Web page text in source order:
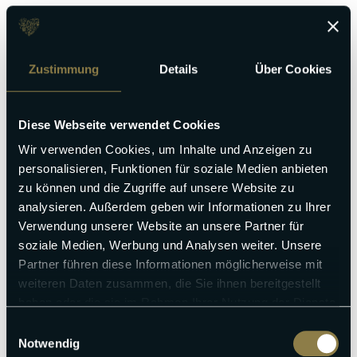
Zustimmung Details Über Cookies
Diese Webseite verwendet Cookies
Wir verwenden Cookies, um Inhalte und Anzeigen zu
personalisieren, Funktionen für soziale Medien anbieten
zu können und die Zugriffe auf unsere Website zu
analysieren. Außerdem geben wir Informationen zu Ihrer
Verwendung unserer Website an unsere Partner für
soziale Medien, Werbung und Analysen weiter. Unsere
Partner führen diese Informationen möglicherweise mit
weiteren Daten zusammen, die Sie ihnen bereitgestellt
Notwendig